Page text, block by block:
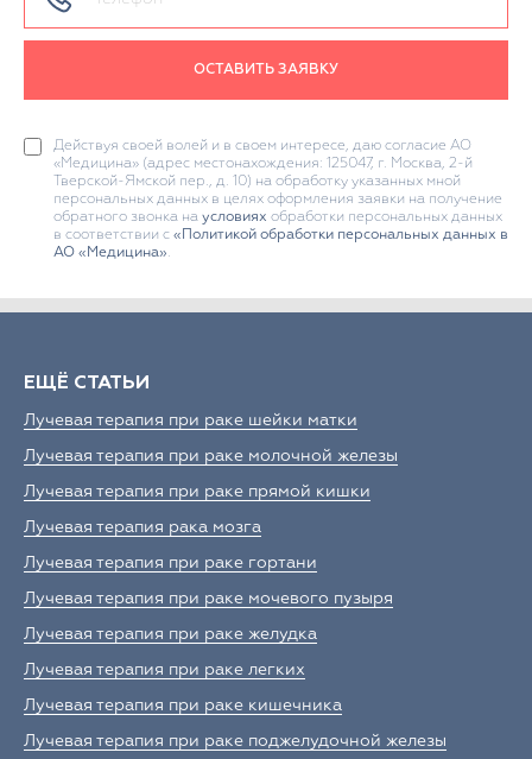
ОСТАВИТЬ ЗАЯВКУ
Действуя своей волей и в своем интересе, даю согласие АО
«Медицина» (адрес местонахождения: 125047, г. Москва, 2-й
Тверской-Ямской пер., д. 10) на обработку указанных мной
персональных данных в целях оформления заявки на получение
обратного звонка на условиях обработки персональных данных
в соответствии с «Политикой обработки персональных данных в
АО «Медицина».
ЕЩЁ СТАТЬИ
Лучевая терапия при раке шейки матки
Лучевая терапия при раке молочной железы
Лучевая терапия при раке прямой кишки
Лучевая терапия рака мозга
Лучевая терапия при раке гортани
Лучевая терапия при раке мочевого пузыря
Лучевая терапия при раке желудка
Лучевая терапия при раке легких
Лучевая терапия при раке кишечника
Лучевая терапия при раке поджелудочной железы